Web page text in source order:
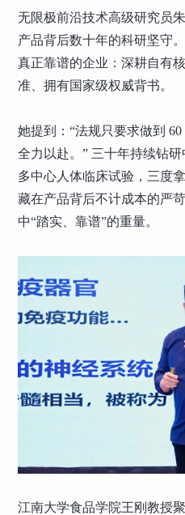
无限极前沿技术高级研究员
产品背后数十年的科研坚守
真正靠谱的企业：深耕自有
准、拥有国家级权威背书。
她提到：“法规只要求做到
全力以赴。” 三十年持续钻
多中心人体临床试验，三度
藏在产品背后不计成本的严
中“踏实、靠谱”的重量。
江南大学食品学院王刚教授